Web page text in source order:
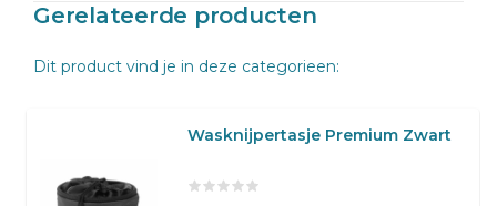
Gerelateerde producten
Dit product vind je in deze categorieen:
Wasknijpertasje Premium Zwart